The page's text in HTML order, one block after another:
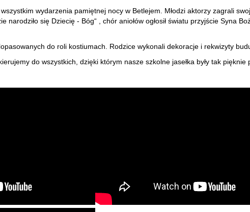
wydarzenia pamiętnej nocy w Betlejem. Młodzi aktorzy zagrali
narodziło się Dziecię - Bóg“ , chór aniołów ogłosił światu przyjście Syna
do roli kostiumach. Rodzice wykonali dekoracje i rekwizyty
do wszystkich, dzięki którym nasze szkolne jasełka były tak pięknie